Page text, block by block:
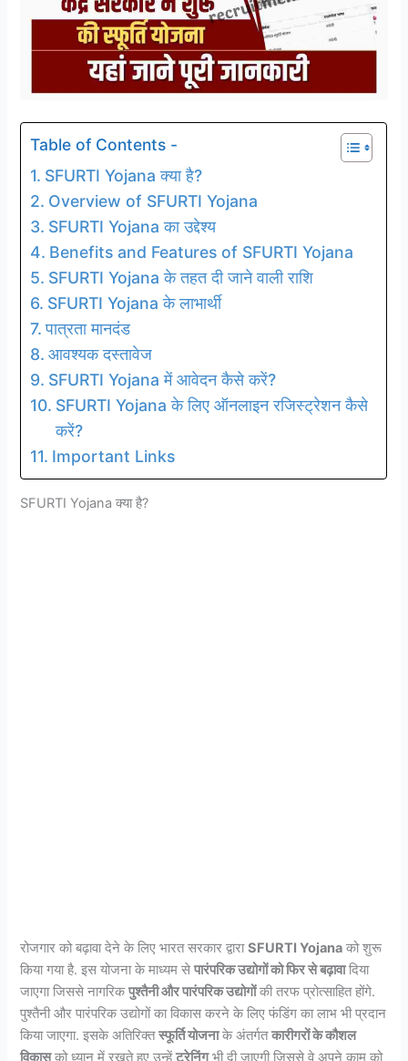
Table of Contents -
SFURTI Yojana क्या है?
Overview of SFURTI Yojana
SFURTI Yojana का उद्देश्य
Benefits and Features of SFURTI Yojana
SFURTI Yojana के तहत दी जाने वाली राशि
SFURTI Yojana के लाभार्थी
पात्रता मानदंड
आवश्यक दस्तावेज
SFURTI Yojana में आवेदन कैसे करें?
SFURTI Yojana के लिए ऑनलाइन रजिस्ट्रेशन कैसे
करें?
Important Links
SFURTI Yojana क्या है?
रोजगार को बढ़ावा देने के लिए भारत सरकार द्वाराSFURTI Yojana को शुरू
किया गया है. इस योजना के माध्यम सेपारंपरिक उद्योगों को फिर से बढ़ावादिया
जाएगा जिससे नागरिकपुश्तैनी और पारंपरिक उद्योगोंकी तरफ प्रोत्साहित होंगे.
पुश्तैनी और पारंपरिक उद्योगों का विकास करने के लिए फंडिंग का लाभ भी प्रदान
किया जाएगा. इसके अतिरिक्तस्फूर्ति योजनाके अंतर्गतकारीगरों के कौशल
विकासको ध्यान में रखते हुए उन्हेंट्रेनिंगभी दी जाएगी जिससे वे अपने काम को